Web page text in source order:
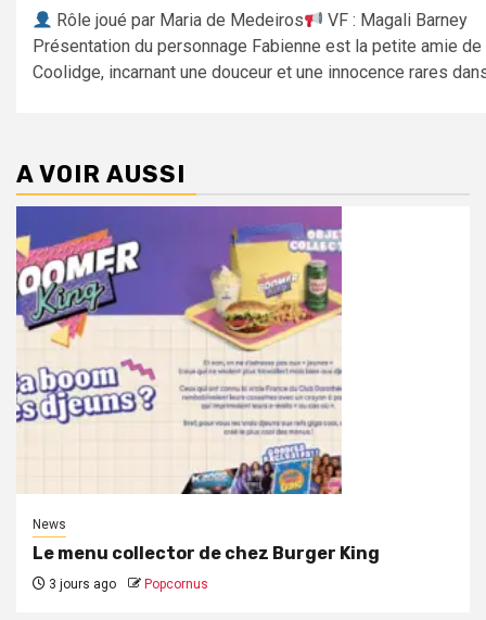
Rôle joué par Maria de Medeiros
VF : Magali Barney
Présentation du personnage Fabienne est la petite amie de
Coolidge, incarnant une douceur et une innocence rares
A VOIR AUSSI
News
Le menu collector de chez Burger King
3 jours ago Popcornus